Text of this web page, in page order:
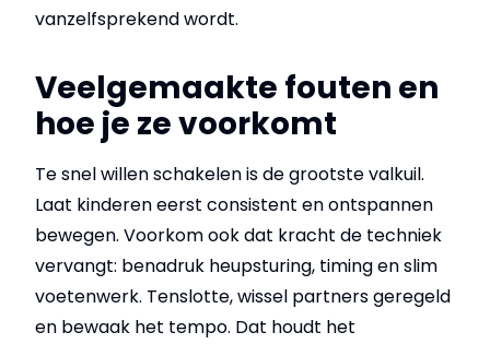
vanzelfsprekend wordt.
Veelgemaakte fouten en
hoe je ze voorkomt
Te snel willen schakelen is de grootste valkuil.
Laat kinderen eerst consistent en ontspannen
bewegen. Voorkom ook dat kracht de techniek
vervangt: benadruk heupsturing, timing en slim
voetenwerk. Tenslotte, wissel partners geregeld
en bewaak het tempo. Dat houdt het